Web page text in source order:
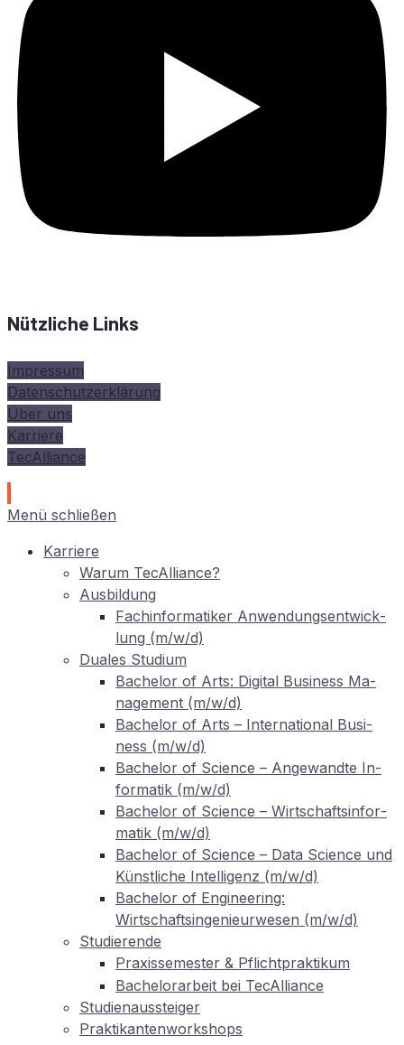
Nützliche Links
Impressum
Datenschutzerklärung
Über uns
Karriere
TecAlliance
Menü schließen
Kar­rie­re
War­um TecAlliance?
Aus­bil­dung
Fach­in­for­ma­ti­ker An­wen­dungs­ent­wick­
lung (m/w/d)
Dua­les Studium
Ba­che­lor of Arts: Di­gi­tal Busi­ness Ma­
nage­ment (m/w/d)
Ba­che­lor of Arts – In­ter­na­tio­nal Busi­
ness (m/w/d)
Ba­che­lor of Sci­ence – An­ge­wand­te In­
for­ma­tik (m/w/d)
Ba­che­lor of Sci­ence – Wirt­schafts­in­for­
ma­tik (m/w/d)
Ba­che­lor of Sci­ence – Data Sci­ence und
Künst­li­che In­tel­li­genz (m/w/d)
Ba­che­lor of En­gi­nee­ring:
Wirtschaftsingenieurwesen (m/w/d)
Stu­die­ren­de
Pra­xis­se­mes­ter & Pflichtpraktikum
Ba­che­lor­ar­beit bei TecAlliance
Stu­di­en­aus­stei­ger
Prak­ti­kan­ten­work­shops